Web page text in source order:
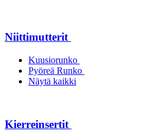
Niittimutterit
Kuusiorunko
Pyöreä Runko
Näytä kaikki
Kierreinsertit